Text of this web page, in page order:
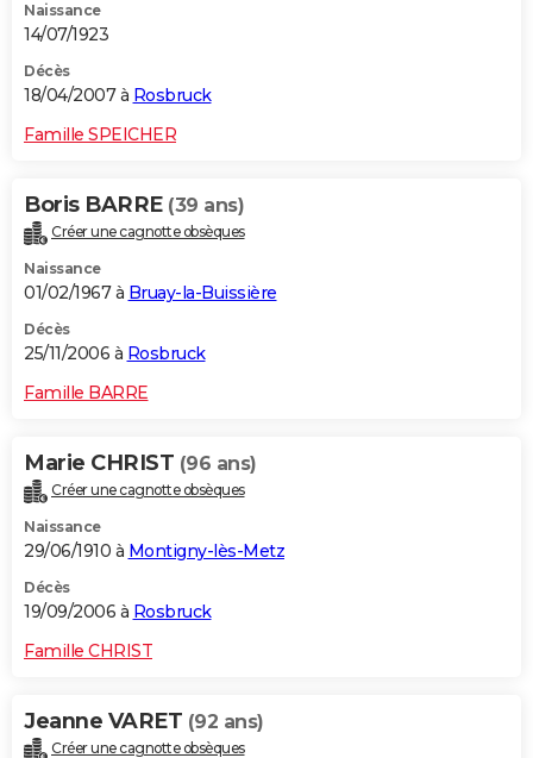
Naissance
14/07/1923
Décès
18/04/2007 à Rosbruck
Famille SPEICHER
Boris BARRE (39 ans)
Créer une cagnotte obsèques
Naissance
01/02/1967 à Bruay-la-Buissière
Décès
25/11/2006 à Rosbruck
Famille BARRE
Marie CHRIST (96 ans)
Créer une cagnotte obsèques
Naissance
29/06/1910 à Montigny-lès-Metz
Décès
19/09/2006 à Rosbruck
Famille CHRIST
Jeanne VARET (92 ans)
Créer une cagnotte obsèques